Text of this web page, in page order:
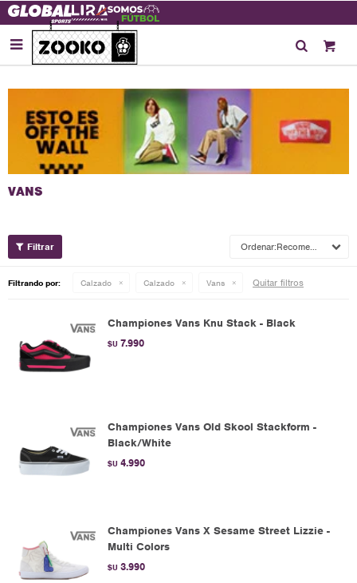

Recomendados
Filtrando por: Calzado Calzado Vans Quitar filtros
Championes Vans Knu Stack - Black
$U 7.990
Championes Vans Old Skool Stackform -
Black/White
$U 4.990
Championes Vans X Sesame Street Lizzie -
Multi Colors
$U 3.990